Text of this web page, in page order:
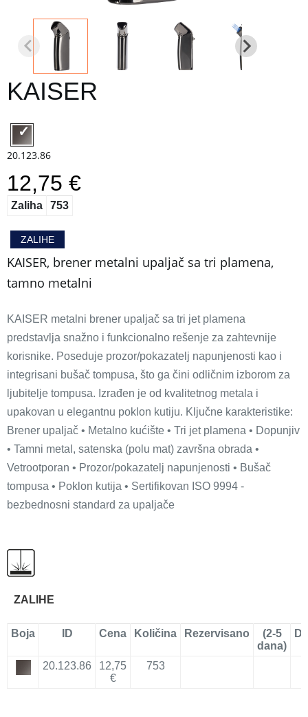
KAISER
20.123.86
12,75 €
Zaliha 753
ZALIHE
KAISER, brener metalni upaljač sa tri plamena,
tamno metalni
KAISER metalni brener upaljač sa tri jet plamena
predstavlja snažno i funkcionalno rešenje za zahtevnije
korisnike. Poseduje prozor/pokazatelj napunjenosti kao i
integrisani bušač tompusa, što ga čini odličnim izborom za
ljubitelje tompusa. Izrađen je od kvalitetnog metala i
upakovan u elegantnu poklon kutiju. Ključne karakteristike:
Brener upaljač • Metalno kućište • Tri jet plamena • Dopunjiv
• Tamni metal, satenska (polu mat) završna obrada •
Vetrootporan • Prozor/pokazatelj napunjenosti • Bušač
tompusa • Poklon kutija • Sertifikovan ISO 9994 -
bezbednosni standard za upaljače
ZALIHE
Boja ID Cena Količina Rezervisano
(2-5
dana)
20.123.86
12,75
€
753